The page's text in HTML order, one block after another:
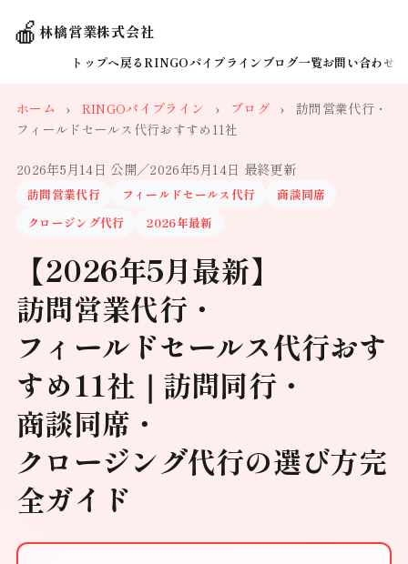
🍎林檎営業株式会社
トップへ戻るRINGOパイプライン ブログ一覧お問い合わせ
ホーム › RINGOパイプライン › ブログ ›
訪問営業代行・
フィールドセールス代行おすすめ11社
2026年5月14日 公開／2026年5月14日 最終更新
訪問営業代行 フィールドセールス代行
商談同席
クロージング代行
2026年最新
【2026年5月最新】
訪問営業代行・
フィールドセールス代行おす
すめ11社｜訪問同行・
商談同席・
クロージング代行の選び方完
全ガイド